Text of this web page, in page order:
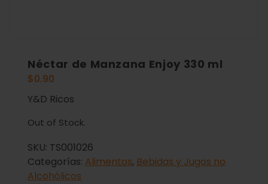
Néctar de Manzana Enjoy 330 ml
$0.90
Y&D Ricos
Out of Stock.
SKU: TS001026
Categorías: Alimentos, Bebidas y Jugos no
Alcohólicos